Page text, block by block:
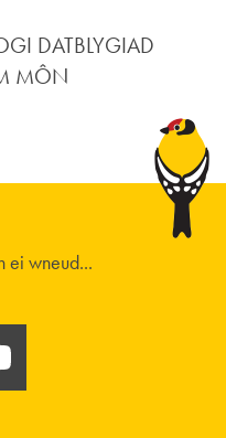
DATBLYGIAD
MÔN
ei wneud...